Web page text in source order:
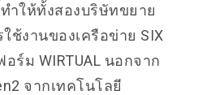
ำให้ทั้งสองบริษัทขยาย
ช้งานของเครือข่าย SIX
ร์ม WIRTUAL นอกจาก
จากเทคโนโลยี